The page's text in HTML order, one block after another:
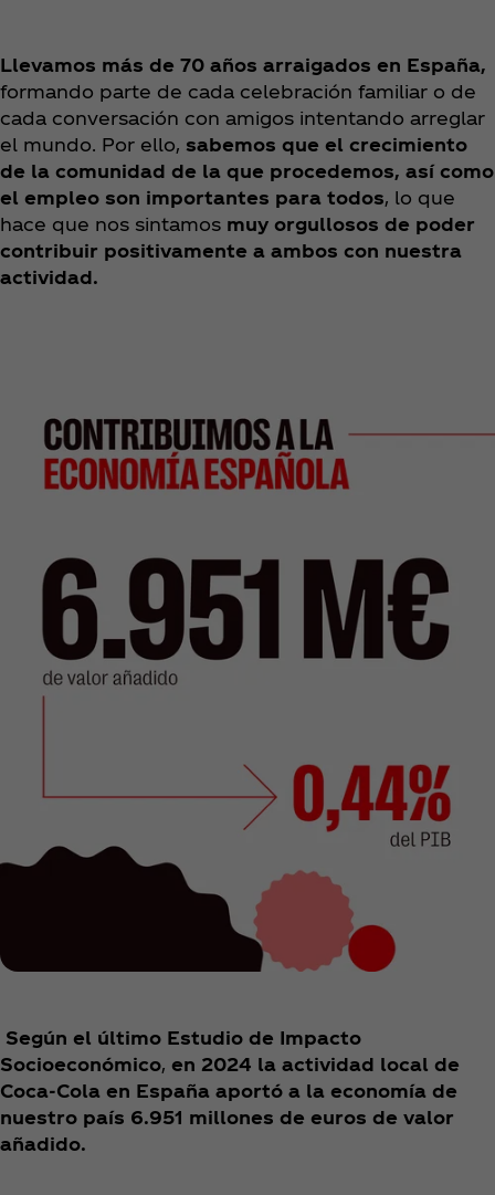
Llevamos más de 70 años arraigados en España,
formando parte de cada celebración familiar o de
cada conversación con amigos intentando arreglar
el mundo. Por ello, sabemos que el crecimiento
de la comunidad de la que procedemos, así como
el empleo son importantes para todos, lo que
hace que nos sintamos muy orgullosos de poder
contribuir positivamente a ambos con nuestra
actividad.
Según el último Estudio de Impacto
Socioeconómico, en 2024 la actividad local de
Coca‑Cola en España aportó a la economía de
nuestro país 6.951 millones de euros de valor
añadido.